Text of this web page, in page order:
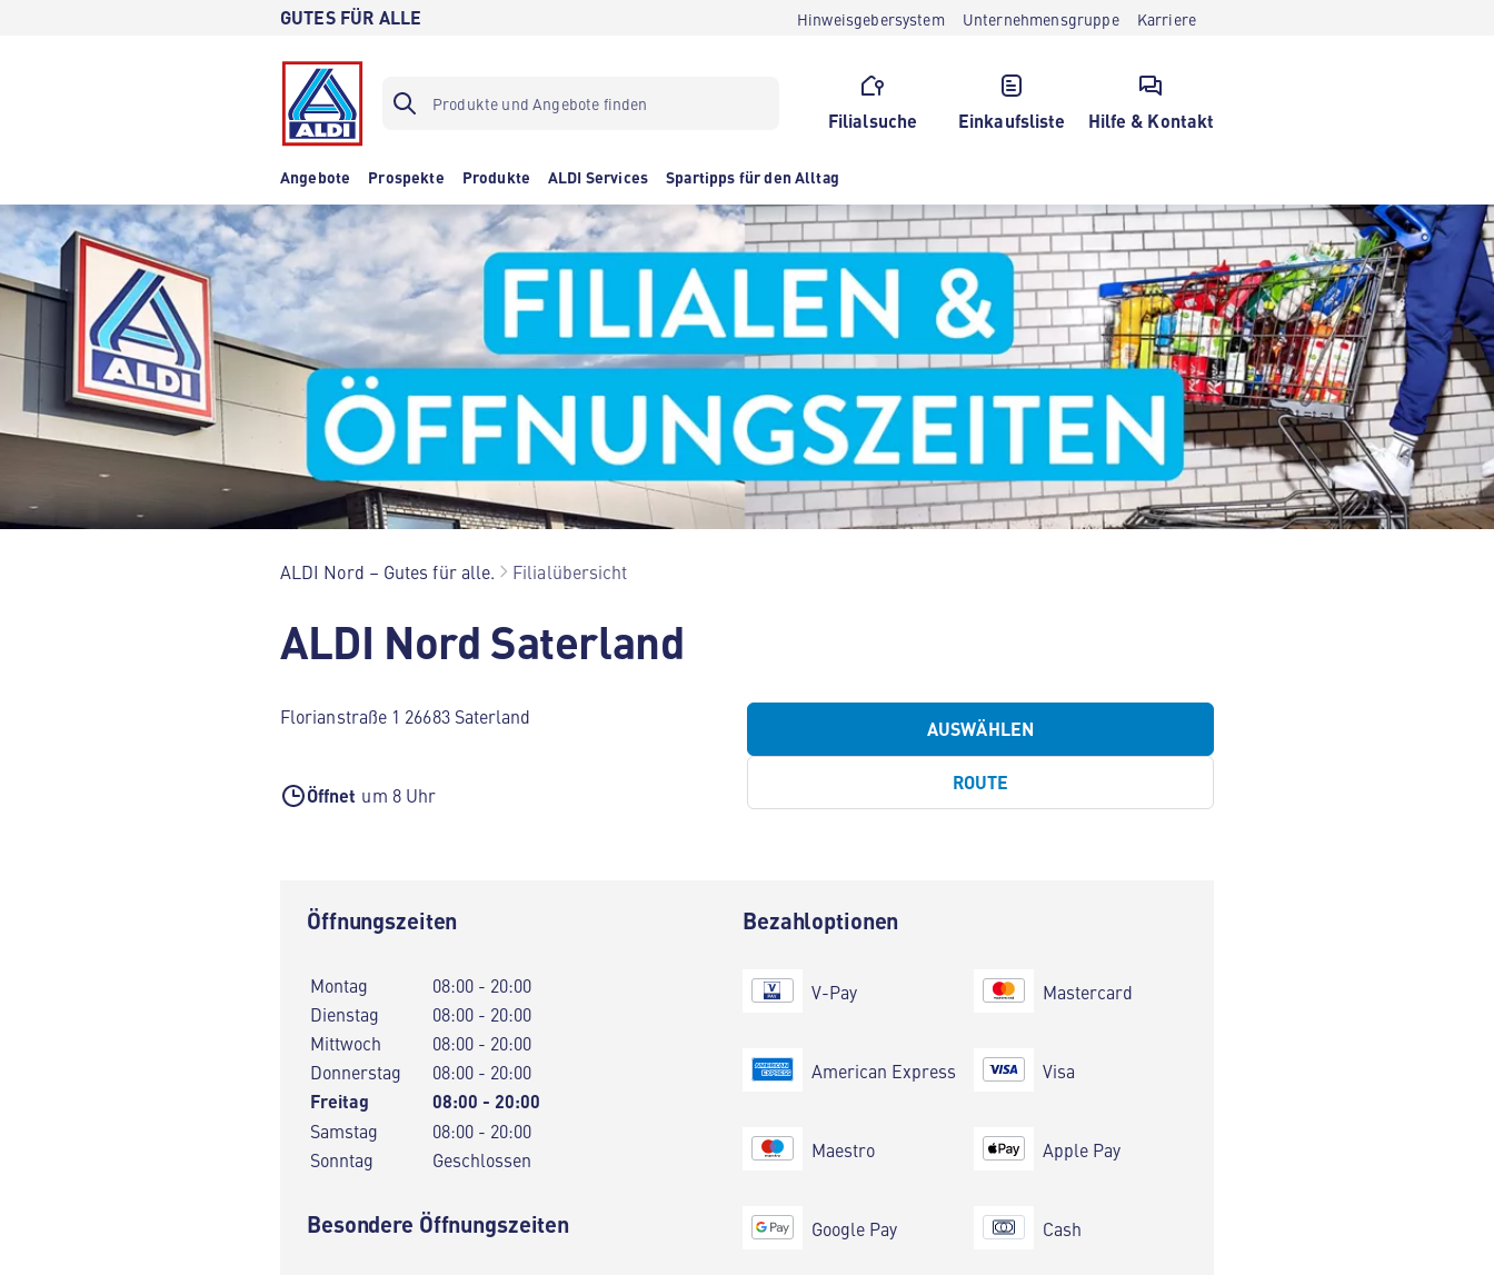
GUTES FÜR ALLE Hinweisgebersystem Unternehmensgruppe Karriere
Filialsuche Einkaufsliste Hilfe & Kontakt
Angebote Prospekte Produkte ALDI Services Spartipps für den Alltag
ALDI Nord – Gutes für alle. Filialübersicht
ALDI Nord Saterland
Florianstraße 1 26683 Saterland
Öffnet um 8 Uhr
AUSWÄHLEN
ROUTE
Öffnungszeiten
Montag
08:00 - 20:00
Dienstag
08:00 - 20:00
Mittwoch
08:00 - 20:00
Donnerstag
08:00 - 20:00
Freitag 08:00 - 20:00
Samstag
08:00 - 20:00
Sonntag
Geschlossen
Besondere Öffnungszeiten
Bezahloptionen
V-Pay
American Express
Maestro
Google Pay
Mastercard
Visa
Apple Pay
Cash